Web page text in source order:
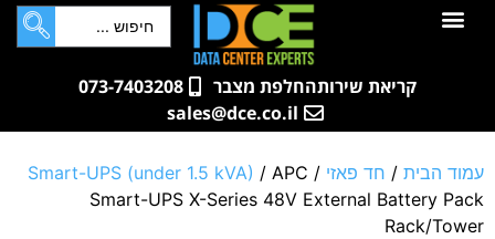
לתוכן
קריאת שירותהחלפת מצבר
073-7403208
sales@dce.co.il
עמוד הבית / חד פאזי /
Smart-UPS (under 1.5 kVA) / APC
Smart-UPS X-Series 48V External Battery Pack
Rack/Tower